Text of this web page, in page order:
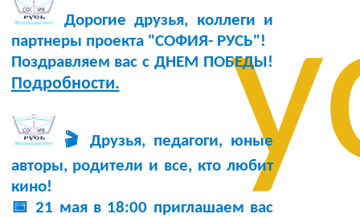
Дорогие друзья, коллеги и
партнеры проекта "СОФИЯ- РУСЬ"!
Поздравляем вас с ДНЕМ ПОБЕДЫ!
Подробности.
🎬 Друзья, педагоги, юные
авторы, родители и все, кто любит
кино!
📅 21 мая в 18:00 приглашаем вас